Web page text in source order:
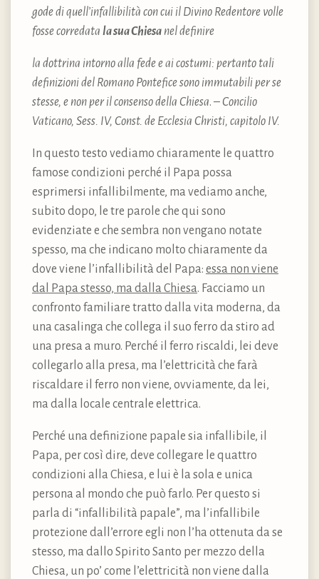
gode di quell’infallibilità con cui il Divino Redentore volle
fosse corredata la sua Chiesa nel definire
la dottrina intorno alla fede e ai costumi: pertanto tali
definizioni del Romano Pontefice sono immutabili per se
stesse, e non per il consenso della Chiesa. – Concilio
Vaticano, Sess. IV, Const. de Ecclesia Christi, capitolo IV.
In questo testo vediamo chiaramente le quattro
famose condizioni perché il Papa possa
esprimersi infallibilmente, ma vediamo anche,
subito dopo, le tre parole che qui sono
evidenziate e che sembra non vengano notate
spesso, ma che indicano molto chiaramente da
dove viene l’infallibilità del Papa: essa non viene
dal Papa stesso, ma dalla Chiesa. Facciamo un
confronto familiare tratto dalla vita moderna, da
una casalinga che collega il suo ferro da stiro ad
una presa a muro. Perché il ferro riscaldi, lei deve
collegarlo alla presa, ma l’elettricità che farà
riscaldare il ferro non viene, ovviamente, da lei,
ma dalla locale centrale elettrica.
Perché una definizione papale sia infallibile, il
Papa, per così dire, deve collegare le quattro
condizioni alla Chiesa, e lui è la sola e unica
persona al mondo che può farlo. Per questo si
parla di “infallibilità papale”, ma l’infallibile
protezione dall’errore egli non l’ha ottenuta da se
stesso, ma dallo Spirito Santo per mezzo della
Chiesa, un po’ come l’elettricità non viene dalla